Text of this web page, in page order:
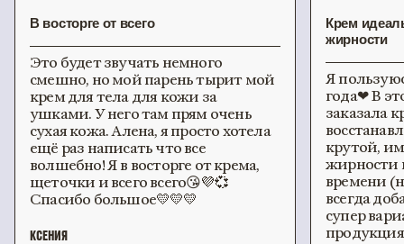
В восторге от всего
Это будет звучать немного
смешно, но мой парень тырит мой
крем для тела для кожи за
ушками. У него там прям очень
сухая кожа. Алена, я просто хотела
ещё раз написать что все
волшебно! Я в восторге от крема,
щеточки и всего всего😘💜💞
Спасибо большое💛💛💛
КСЕНИЯ
Крем
жирности
Я
года❤ В
заказала
крутой,
жирности
времени
всегда
супер